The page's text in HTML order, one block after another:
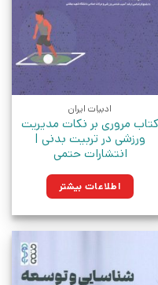
ادبیات ایران
کتاب مروری بر نکات مدیریت
ورزشی در تربیت بدنی |
انتشارات حتمی
اطلاعات بیشتر